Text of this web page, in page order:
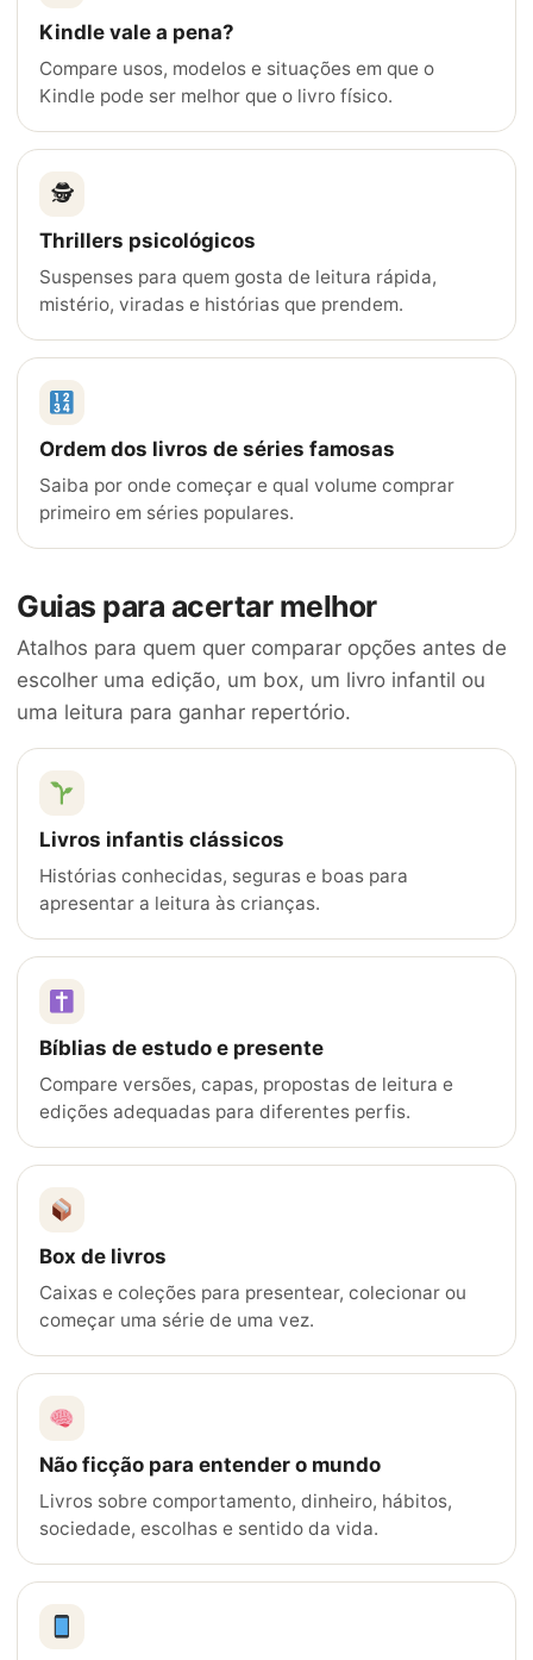
Kindle vale a pena?
Compare usos, modelos e situações em que o
Kindle pode ser melhor que o livro físico.
🕵️
Thrillers psicológicos
Suspenses para quem gosta de leitura rápida,
mistério, viradas e histórias que prendem.
Ordem dos livros de séries famosas
Saiba por onde começar e qual volume comprar
primeiro em séries populares.
Guias para acertar melhor
Atalhos para quem quer comparar opções antes de
escolher uma edição, um box, um livro infantil ou
uma leitura para ganhar repertório.
Livros infantis clássicos
Histórias conhecidas, seguras e boas para
apresentar a leitura às crianças.
Bíblias de estudo e presente
Compare versões, capas, propostas de leitura e
edições adequadas para diferentes perfis.
Box de livros
Caixas e coleções para presentear, colecionar ou
começar uma série de uma vez.
Não ficção para entender o mundo
Livros sobre comportamento, dinheiro, hábitos,
sociedade, escolhas e sentido da vida.